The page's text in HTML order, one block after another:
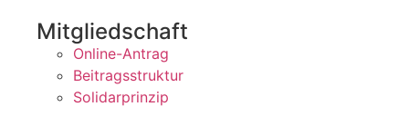
Mitgliedschaft
Online-Antrag
Beitragsstruktur
Solidarprinzip